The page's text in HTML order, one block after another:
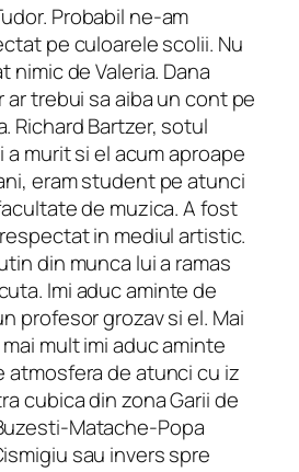
Probabil ne-am
pe culoarele scolii. Nu
nimic de Valeria. Dana
ar trebui sa aiba un cont pe
Richard Bartzer, sotul
a murit si el acum aproape
eram student pe atunci
de muzica. A fost
in mediul artistic.
din munca lui a ramas
Imi aduc aminte de
profesor grozav si el. Mai
mult imi aduc aminte
atmosfera de atunci cu iz
cubica din zona Garii de
Matache-Popa
sau invers spre